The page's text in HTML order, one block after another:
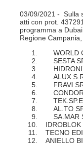
03/09/2021 - Sulla
atti con prot.
programma a
Regione
WORLD
SESTA
ALUX
FRAVI
CONDOR
AL.TO
SA.MAR
IDROBLOK
TECNO
ANIELLO